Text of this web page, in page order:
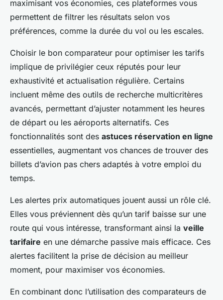
maximisant vos économies, ces plateformes vous
permettent de filtrer les résultats selon vos
préférences, comme la durée du vol ou les escales.
Choisir le bon comparateur pour optimiser les tarifs
implique de privilégier ceux réputés pour leur
exhaustivité et actualisation régulière. Certains
incluent même des outils de recherche multicritères
avancés, permettant d’ajuster notamment les heures
de départ ou les aéroports alternatifs. Ces
fonctionnalités sont des astuces réservation en ligne
essentielles, augmentant vos chances de trouver des
billets d’avion pas chers adaptés à votre emploi du
temps.
Les alertes prix automatiques jouent aussi un rôle clé.
Elles vous préviennent dès qu’un tarif baisse sur une
route qui vous intéresse, transformant ainsi la veille
tarifaire en une démarche passive mais efficace. Ces
alertes facilitent la prise de décision au meilleur
moment, pour maximiser vos économies.
En combinant donc l’utilisation des comparateurs de